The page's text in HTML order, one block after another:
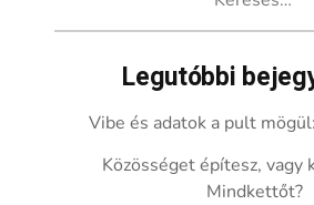
Legutóbbi
Vibe és adatok a pult
Közösséget építesz, vagy
Mindkettőt?